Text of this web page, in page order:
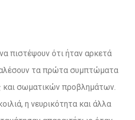
πιστέψουν ότι ήταν αρκετά
τα πρώτα συμπτώματα
και σωματικών προβλημάτων.
η νευρικότητα και άλλα